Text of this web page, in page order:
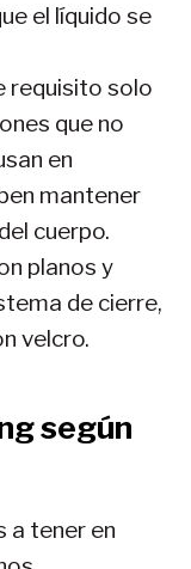
el líquido se
requisito solo
que no
en
mantener
cuerpo.
planos y
de cierre,
velcro.
según
a tener en